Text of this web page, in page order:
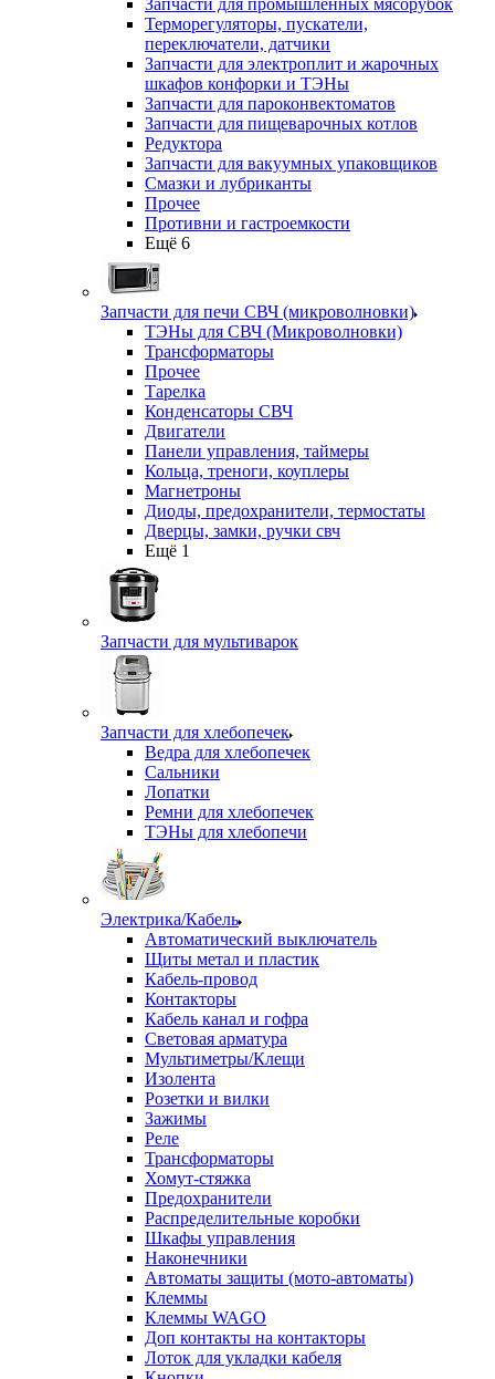
Запчасти для промышленных мясорубок
Терморегуляторы, пускатели,
переключатели, датчики
Запчасти для электроплит и жарочных
шкафов конфорки и ТЭНы
Запчасти для пароконвектоматов
Запчасти для пищеварочных котлов
Редуктора
Запчасти для вакуумных упаковщиков
Смазки и лубриканты
Прочее
Противни и гастроемкости
Ещё 6
Запчасти для печи СВЧ (микроволновки)
ТЭНы для СВЧ (Микроволновки)
Трансформаторы
Прочее
Тарелка
Конденсаторы СВЧ
Двигатели
Панели управления, таймеры
Кольца, треноги, коуплеры
Магнетроны
Диоды, предохранители, термостаты
Дверцы, замки, ручки свч
Ещё 1
Запчасти для мультиварок
Запчасти для хлебопечек
Ведра для хлебопечек
Сальники
Лопатки
Ремни для хлебопечек
ТЭНы для хлебопечи
Электрика/Кабель
Автоматический выключатель
Щиты метал и пластик
Кабель-провод
Контакторы
Кабель канал и гофра
Световая арматура
Мультиметры/Клещи
Изолента
Розетки и вилки
Зажимы
Реле
Трансформаторы
Хомут-стяжка
Предохранители
Распределительные коробки
Шкафы управления
Наконечники
Автоматы защиты (мото-автоматы)
Клеммы
Клеммы WAGO
Доп контакты на контакторы
Лоток для укладки кабеля